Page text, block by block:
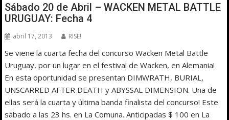
Sábado 20 de Abril – WACKEN METAL BATTLE
URUGUAY: Fecha 4
abril 17, 2013 RISE!
Se viene la cuarta fecha del concurso Wacken Metal Battle
Uruguay, por un lugar en el festival de Wacken, en Alemania!
En esta oportunidad se presentan DIMWRATH, BURIAL,
UNSCARRED AFTER DEATH y ABYSSAL DIMENSION. Una de
ellas será la cuarta y última banda finalista del concurso! Este
sábado a las 23 hs. en La Comuna. Anticipadas $ 100 en La